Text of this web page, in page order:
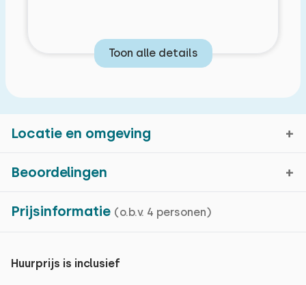
Prijsinformatie (o.b.v. 4 personen)
Huurprijs is inclusief
Bungalow
Slaapkamerindeling
Toon alle details
Locatie en omgeving
Nieuw Heeten, Overijssel
Beoordelingen
Gemiddelde cijfer